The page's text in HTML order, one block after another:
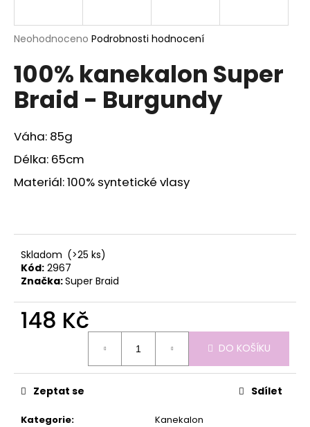
Průměrné
produktu
0,0
hvězdiček.
Neohodnoceno Podrobnosti hodnocení
100% kanekalon Super
Braid - Burgundy
Váha: 85g
Délka: 65cm
Materiál: 100% syntetické vlasy
Skladom (>25 ks)
Kód: 2967
Značka:Super Braid
148 Kč
DO KOŠÍKU
Kategorie:
Kanekalon
Zeptat se Sdílet
j
t
?
o
p
o
u
č
m
e